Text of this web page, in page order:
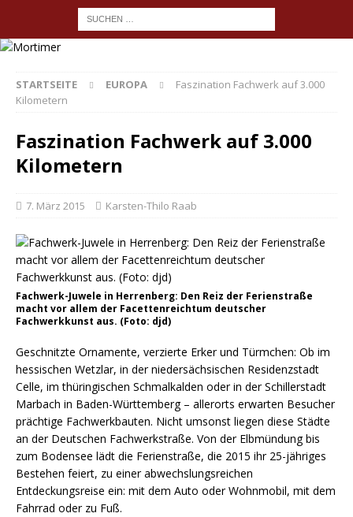
STARTSEITE EUROPA
Faszination Fachwerk auf 3.000
Kilometern
Faszination Fachwerk auf 3.000
Kilometern
7. März 2015 Karsten-Thilo Raab
Fachwerk-Juwele in Herrenberg: Den Reiz der Ferienstraße
macht vor allem der Facettenreichtum deutscher
Fachwerkkunst aus. (Foto: djd)
Geschnitzte Ornamente, verzierte Erker und Türmchen: Ob im
hessischen Wetzlar, in der niedersächsischen Residenzstadt
Celle, im thüringischen Schmalkalden oder in der Schillerstadt
Marbach in Baden-Württemberg – allerorts erwarten Besucher
prächtige Fachwerkbauten. Nicht umsonst liegen diese Städte
an der Deutschen Fachwerkstraße. Von der Elbmündung bis
zum Bodensee lädt die Ferienstraße, die 2015 ihr 25-jähriges
Bestehen feiert, zu einer abwechslungsreichen
Entdeckungsreise ein: mit dem Auto oder Wohnmobil, mit dem
Fahrrad oder zu Fuß.